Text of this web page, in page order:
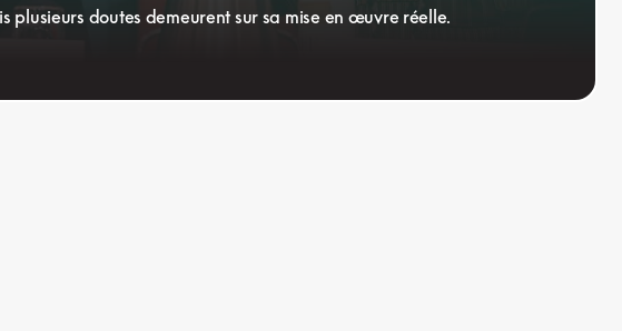
plusieurs doutes demeurent sur sa mise en œuvre réelle.